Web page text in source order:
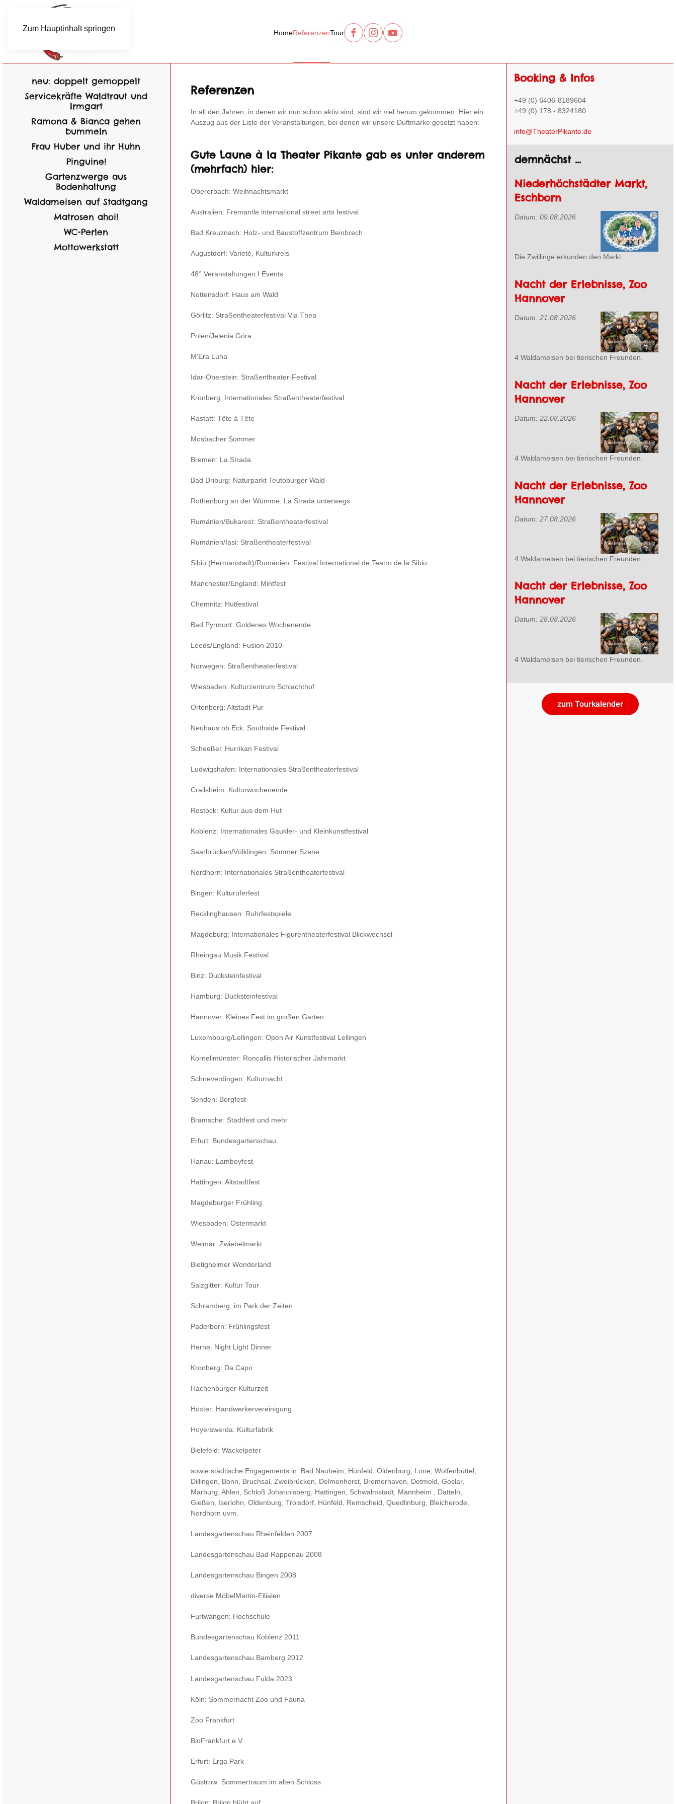
Zum Hauptinhalt springen HomeReferenzenTour
neu: doppelt gemoppelt
Servicekräfte Waldtraut und
Irmgart
Ramona & Bianca gehen
bummeln
Frau Huber und ihr Huhn
Pinguine!
Gartenzwerge aus
Bodenhaltung
Waldameisen auf Stadtgang
Matrosen ahoi!
WC-Perlen
Mottowerkstatt
Referenzen
In all den Jahren, in denen wir nun schon aktiv sind, sind wir viel herum gekommen. Hier ein
Auszug aus der Liste der Veranstaltungen, bei denen wir unsere Duftmarke gesetzt haben:
Gute Laune à la Theater Pikante gab es unter anderem
(mehrfach) hier:
Obererbach: Weihnachtsmarkt
Australien: Fremantle international street arts festival
Bad Kreuznach: Holz- und Baustoffzentrum Beinbrech
Augustdorf: Varieté, Kulturkreis
48° Veranstaltungen I Events
Nottensdorf: Haus am Wald
Görlitz: Straßentheaterfestival Via Thea
Polen/Jelenia Góra
M'Era Luna
Idar-Oberstein: Straßentheater-Festival
Kronberg: Internationales Straßentheaterfestival
Rastatt: Tête à Tête
Mosbacher Sommer
Bremen: La Strada
Bad Driburg: Naturparkt Teutoburger Wald
Rothenburg an der Wümme: La Strada unterwegs
Rumänien/Bukarest: Straßentheaterfestival
Rumänien/Iasi: Straßentheaterfestival
Sibiu (Hermanstadt)/Rumänien: Festival International de Teatro de la Sibiu
Manchester/England: Mintfest
Chemnitz: Hutfestival
Bad Pyrmont: Goldenes Wochenende
Leeds/England: Fusion 2010
Norwegen: Straßentheaterfestival
Wiesbaden: Kulturzentrum Schlachthof
Ortenberg: Altstadt Pur
Neuhaus ob Eck: Southside Festival
Scheeßel: Hurrikan Festival
Ludwigshafen: Internationales Straßentheaterfestival
Crailsheim: Kulturwochenende
Rostock: Kultur aus dem Hut
Koblenz: Internationales Gaukler- und Kleinkunstfestival
Saarbrücken/Völklingen: Sommer Szene
Nordhorn: Internationales Straßentheaterfestival
Bingen: Kulturuferfest
Recklinghausen: Ruhrfestspiele
Magdeburg: Internationales Figurentheaterfestival Blickwechsel
Rheingau Musik Festival
Binz: Ducksteinfestival
Hamburg: Ducksteinfestival
Hannover: Kleines Fest im großen Garten
Luxembourg/Lellingen: Open Air Kunstfestival Lellingen
Kornelimünster: Roncallis Historischer Jahrmarkt
Schneverdingen: Kulturnacht
Senden: Bergfest
Bramsche: Stadtfest und mehr
Erfurt: Bundesgartenschau
Hanau: Lamboyfest
Hattingen: Altstadtfest
Magdeburger Frühling
Wiesbaden: Ostermarkt
Weimar: Zwiebelmarkt
Bietigheimer Wonderland
Salzgitter: Kultur Tour
Schramberg: im Park der Zeiten
Paderborn: Frühlingsfest
Herne: Night Light Dinner
Kronberg: Da Capo
Hachenburger Kulturzeit
Höxter: Handwerkervereinigung
Hoyerswerda: Kulturfabrik
Bielefeld: Wackelpeter
sowie städtische Engagements in: Bad Nauheim, Hünfeld, Oldenburg, Löne, Wolfenbüttel,
Dillingen, Bonn, Bruchsal, Zweibrücken, Delmenhorst, Bremerhaven, Detmold, Goslar,
Marburg, Ahlen, Schloß Johannisberg, Hattingen, Schwalmstadt, Mannheim , Datteln,
Gießen, Iserlohn, Oldenburg, Troisdorf, Hünfeld, Remscheid, Quedlinburg, Bleicherode,
Nordhorn uvm.
Landesgartenschau Rheinfelden 2007
Landesgartenschau Bad Rappenau 2008
Landesgartenschau Bingen 2008
diverse MöbelMartin-Filialen
Furtwangen: Hochschule
Bundesgartenschau Koblenz 2011
Landesgartenschau Bamberg 2012
Landesgartenschau Fulda 2023
Köln: Sommernacht Zoo und Fauna
Zoo Frankfurt
BioFrankfurt e.V.
Erfurt: Erga Park
Güstrow: Sommertraum im alten Schloss
Booking & Infos
+49 (0) 6406-8189604
+49 (0) 178 - 8324180
info@TheaterPikante.de
demnächst ...
Niederhöchstädter Markt,
Eschborn
Datum: 09.08.2026
Die Zwillinge erkunden den Markt.
Nacht der Erlebnisse, Zoo
Hannover
Datum: 21.08.2026
4 Waldameisen bei tierischen Freunden.
Nacht der Erlebnisse, Zoo
Hannover
Datum: 22.08.2026
4 Waldameisen bei tierischen Freunden.
Nacht der Erlebnisse, Zoo
Hannover
Datum: 27.08.2026
4 Waldameisen bei tierischen Freunden.
Nacht der Erlebnisse, Zoo
Hannover
Datum: 28.08.2026
4 Waldameisen bei tierischen Freunden.
zum Tourkalender